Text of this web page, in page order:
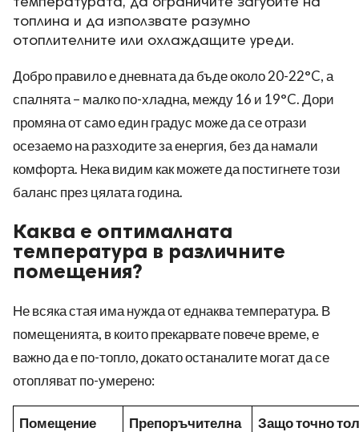
топлина и да използвате разумно
отоплителните или охлаждащите уреди.
Добро правило е дневната да бъде около 20-22°C, а
спалнята – малко по-хладна, между 16 и 19°C. Дори
промяна от само един градус може да се отрази
осезаемо на разходите за енергия, без да намали
комфорта. Нека видим как можете да постигнете този
баланс през цялата година.
Каква е оптималната
температура в различните
помещения?
Не всяка стая има нужда от еднаква температура. В
помещенията, в които прекарвате повече време, е
важно да е по-топло, докато останалите могат да се
отопляват по-умерено:
Помещение
Препоръчителна
Защо точно